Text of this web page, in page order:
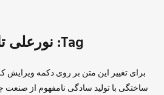
Tag: نورعلی تابنده
برای تغییر این متن بر روی دکمه ویرایش
ساختگی با تولید سادگی نامفهوم از صنعت